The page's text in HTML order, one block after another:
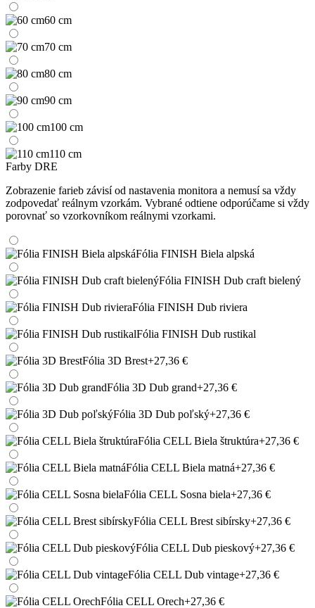
60 cm
70 cm
80 cm
90 cm
100 cm
110 cm
Farby DRE
Zobrazenie farieb závisí od nastavenia monitora a nemusí sa vždy
zodpovedať reálnym vzorkám. Vybrané odtiene odporúčame si vždy
porovnať so vzorkovníkom reálnymi vzorkami.
Fólia FINISH Biela alpská
Fólia FINISH Dub craft bielený
Fólia FINISH Dub riviera
Fólia FINISH Dub rustikal
Fólia 3D Brest+27,36 €
Fólia 3D Dub grand+27,36 €
Fólia 3D Dub poľský+27,36 €
Fólia CELL Biela štruktúra+27,36 €
Fólia CELL Biela matná+27,36 €
Fólia CELL Sosna biela+27,36 €
Fólia CELL Brest sibírsky+27,36 €
Fólia CELL Dub pieskový+27,36 €
Fólia CELL Dub vintage+27,36 €
Fólia CELL Orech+27,36 €